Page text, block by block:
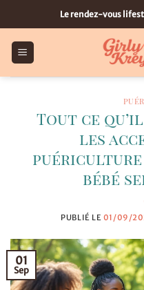
au
contenu
Le rendez-vous
Tout ce
les
bébé
PUBLIÉ LE 01/09/
01
Sep